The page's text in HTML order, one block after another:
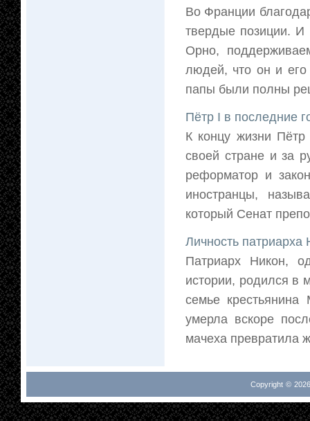
Во Франции
твердые позиции. И
Орно,
людей, что он и
папы были полны
Пётр I в последние
К концу жизни
своей стране и за
реформатор и
иностранцы,
который Сенат
Личность патриарха
Патриарх Никон,
истории, родился в
семье
умерла вскоре
мачеха превратила
Copyright ©